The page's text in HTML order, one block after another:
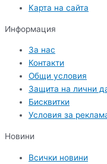
Карта на сайта
Информация
За нас
Контакти
Общи условия
Защита на лични
Бисквитки
Условия за
Новини
Всички новини